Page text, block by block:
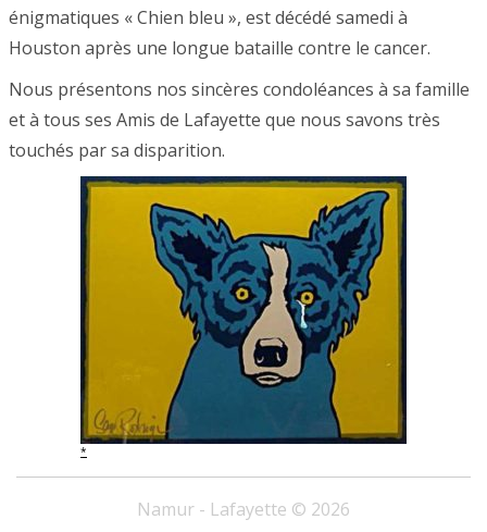
énigmatiques « Chien bleu », est décédé samedi à
Houston après une longue bataille contre le cancer.
Nous présentons nos sincères condoléances à sa famille
et à tous ses Amis de Lafayette que nous savons très
touchés par sa disparition.
*
Namur - Lafayette © 2026